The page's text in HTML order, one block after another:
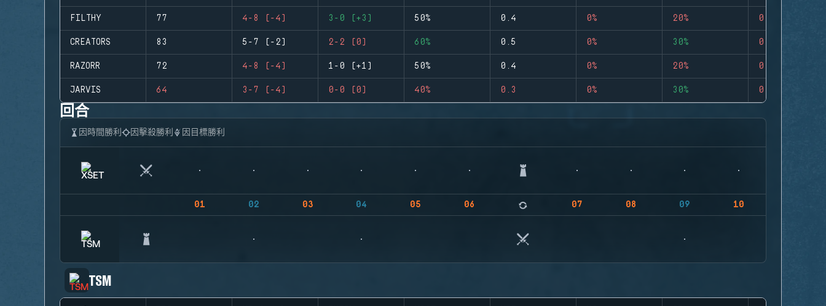
FILTHY 77 4-8 (-4) 3-0 (+3) 50% 0.4 0% 20% 0
CREATORS 83 5-7 (-2) 2-2 (0) 60% 0.5 0% 30% 0
RAZORR 72 4-8 (-4) 1-0 (+1) 50% 0.4 0% 20% 0
JARVIS 64 3-7 (-4) 0-0 (0) 40% 0.3 0% 30% 0
回合
因時間勝利 因擊殺勝利 因目標勝利
01 02 03 04 05 06 07 08 09 10
TSM